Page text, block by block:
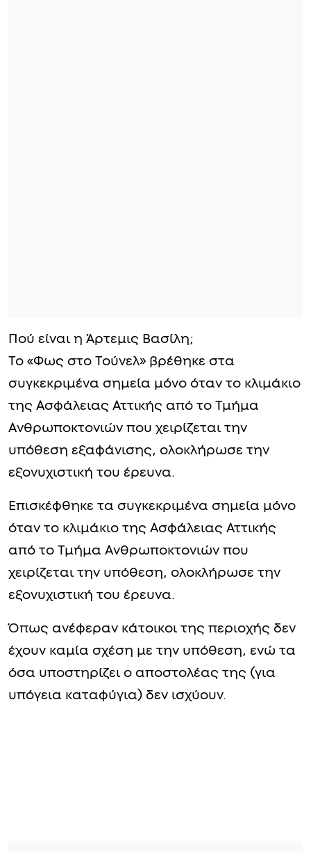
Πού είναι η Άρτεμις Βασίλη;
Το «Φως στο Τούνελ» βρέθηκε στα
συγκεκριμένα σημεία μόνο όταν το κλιμάκιο
της Ασφάλειας Αττικής από το Τμήμα
Ανθρωποκτονιών που χειρίζεται την
υπόθεση εξαφάνισης, ολοκλήρωσε την
εξονυχιστική του έρευνα.
Eπισκέφθηκε τα συγκεκριμένα σημεία μόνο
όταν το κλιμάκιο της Ασφάλειας Αττικής
από το Τμήμα Ανθρωποκτονιών που
χειρίζεται την υπόθεση, ολοκλήρωσε την
εξονυχιστική του έρευνα.
Όπως ανέφεραν κάτοικοι της περιοχής δεν
έχουν καμία σχέση με την υπόθεση, ενώ τα
όσα υποστηρίζει ο αποστολέας της (για
υπόγεια καταφύγια) δεν ισχύουν.